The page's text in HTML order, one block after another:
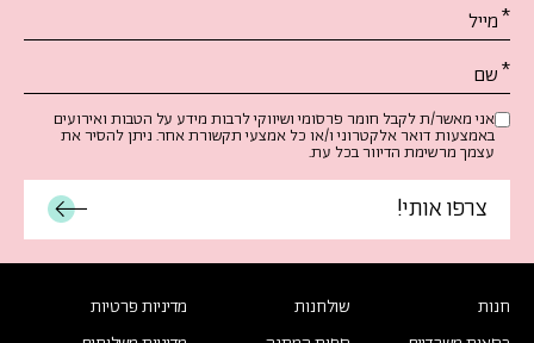
אנא
מלאו
את
טופס
-
הרשמו
לעדכונים
אני מאשר/ת לקבל חומר פרסומי ושיווקי לרבות מידע על הטבות ואירועים
באמצעות דואר אלקטרוני ו/או כל אמצעי תקשורת אחר. ניתן להסיר את
עצמך מרשימת הדיוור בכל עת.
חנות
שולחנות
מדיניות פרטיות